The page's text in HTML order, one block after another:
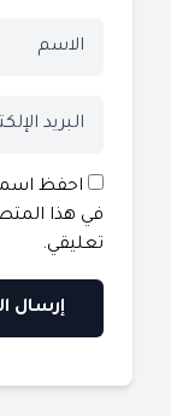
احفظ
في هذا
تعليقي.